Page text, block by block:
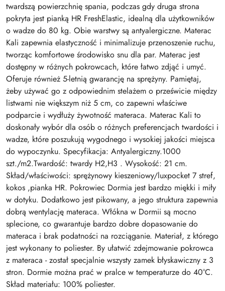
twardszą powierzchnię spania, podczas gdy druga strona
pokryta jest pianką HR FreshElastic, idealną dla użytkowników
o wadze do 80 kg. Obie warstwy są antyalergiczne. Materac
Kali zapewnia elastyczność i minimalizuje przenoszenie ruchu,
tworząc komfortowe środowisko snu dla par. Materac jest
dostępny w różnych pokrowcach, które łatwo zdjąć i umyć.
Oferuje również 5-letnią gwarancję na sprężyny. Pamiętaj,
żeby używać go z odpowiednim stelażem o prześwicie między
listwami nie większym niż 5 cm, co zapewni właściwe
podparcie i wydłuży żywotność materaca. Materac Kali to
doskonały wybór dla osób o różnych preferencjach twardości i
wadze, które poszukują wygodnego i wysokiej jakości miejsca
do wypoczynku. Specyfikacja: Antyalergiczny.1000
szt./m2.Twardość: twardy H2,H3 . Wysokość: 21 cm.
Skład/właściwości: sprężynowy kieszeniowy/luxpocket 7 stref,
kokos ,pianka HR. Pokrowiec Dormia jest bardzo miękki i miły
w dotyku. Dodatkowo jest pikowany, a jego struktura zapewnia
dobrą wentylację materaca. Włókna w Dormii są mocno
splecione, co gwarantuje bardzo dobre dopasowanie do
materaca i brak podatności na rozciąganie. Materiał, z którego
jest wykonany to poliester. By ułatwić zdejmowanie pokrowca
z materaca - został specjalnie wszysty zamek błyskawiczny z 3
stron. Dormie można prać w pralce w temperaturze do 40°C.
Skład materiału: 100% poliester.